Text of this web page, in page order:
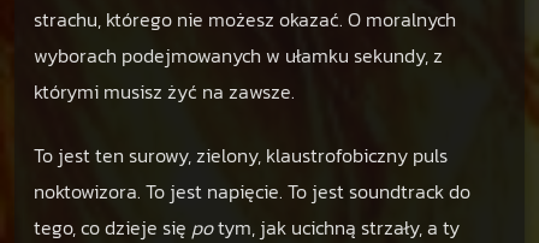
strachu, którego nie możesz okazać. O moralnych
wyborach podejmowanych w ułamku sekundy, z
którymi musisz żyć na zawsze.
To jest ten surowy, zielony, klaustrofobiczny puls
noktowizora. To jest napięcie. To jest soundtrack do
tego, co dzieje się potym, jak ucichną strzały, a ty